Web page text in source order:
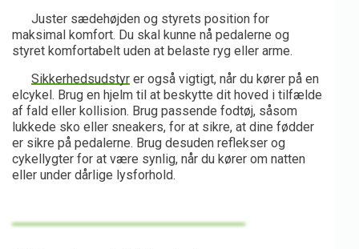
Juster sædehøjden og styrets position for
maksimal komfort. Du skal kunne nå pedalerne og
styret komfortabelt uden at belaste ryg eller arme.
Sikkerhedsudstyr er også vigtigt, når du kører på en
elcykel. Brug en hjelm til at beskytte dit hoved i tilfælde
af fald eller kollision. Brug passende fodtøj, såsom
lukkede sko eller sneakers, for at sikre, at dine fødder
er sikre på pedalerne. Brug desuden reflekser og
cykellygter for at være synlig, når du kører om natten
eller under dårlige lysforhold.